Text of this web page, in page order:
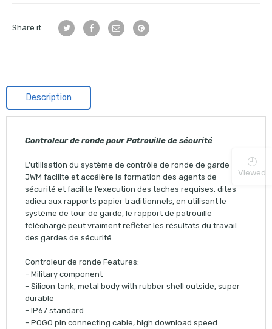
Share it:
Description
Controleur de ronde pourPatrouille de sécurité
L’utilisation du système de contrôle de ronde de garde
JWM facilite et accélère la formation des agents de
sécurité et facilite l’execution des taches requises. dites
adieu aux rapports papier traditionnels, en utilisant le
système de tour de garde, le rapport de patrouille
téléchargé peut vraiment refléter les résultats du travail
des gardes de sécurité.
Controleur de ronde Features:
– Military component
– Silicon tank, metal body with rubber shell outside, super
durable
– IP67 standard
– POGO pin connecting cable, high download speed
Viewed